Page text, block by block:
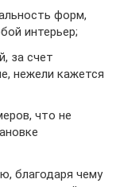
форм,
интерьер;
за счет
нежели кажется
что не
благодаря чему